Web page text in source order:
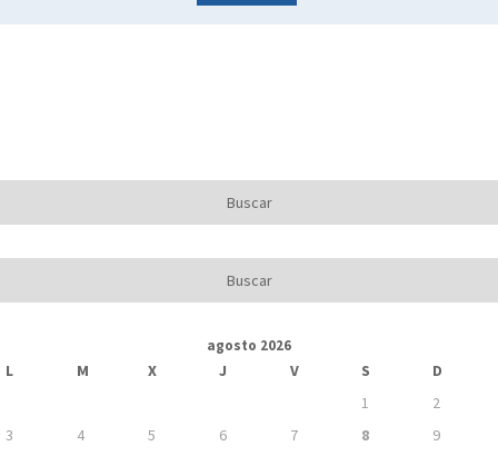
agosto 2026
L M X J V S
D
1
2
3
4 5 6 7 8
9